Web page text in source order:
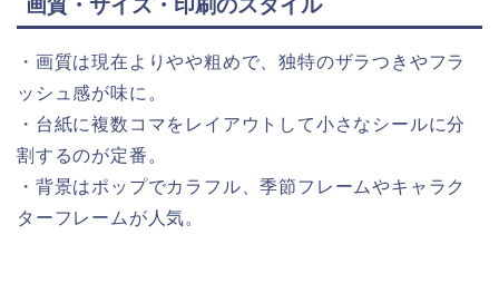
画質・サイズ・印刷のスタイル
・画質は現在よりやや粗めで、独特のザラつきやフラ
ッシュ感が味に。
・台紙に複数コマをレイアウトして小さなシールに分
割するのが定番。
・背景はポップでカラフル、季節フレームやキャラク
ターフレームが人気。